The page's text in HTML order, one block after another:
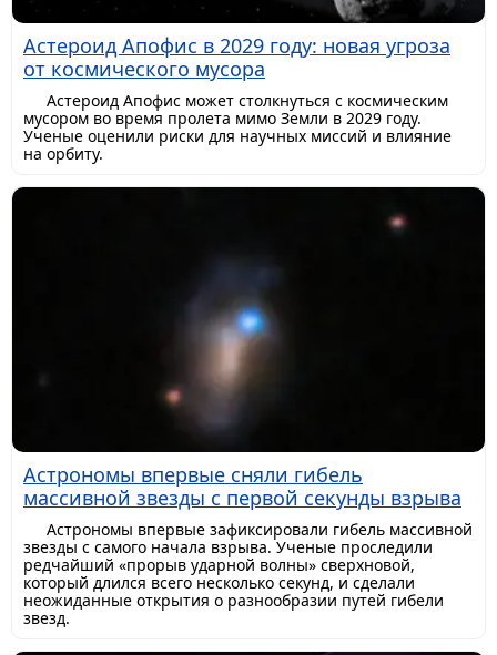
Астероид Апофис в 2029 году: новая угроза
от космического мусора
Астероид Апофис может столкнуться с космическим
мусором во время пролета мимо Земли в 2029 году.
Ученые оценили риски для научных миссий и влияние
на орбиту.
Астрономы впервые сняли гибель
массивной звезды с первой секунды взрыва
Астрономы впервые зафиксировали гибель массивной
звезды с самого начала взрыва. Ученые проследили
редчайший «прорыв ударной волны» сверхновой,
который длился всего несколько секунд, и сделали
неожиданные открытия о разнообразии путей гибели
звезд.